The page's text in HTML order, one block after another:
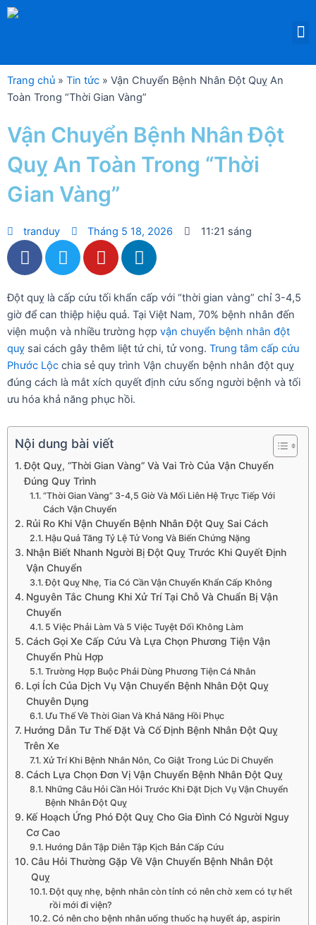
Nhảy
Trang chủ » Tin tức » Vận Chuyển Bệnh Nhân Đột Quỵ An
Toàn Trong “Thời Gian Vàng”
Vận Chuyển Bệnh Nhân Đột
Quỵ An Toàn Trong “Thời
Gian Vàng”
tranduy Tháng 5 18, 2026 11:21 sáng
F
a
e
b
o
o
k
T
w
t
t
e
r
Y
o
t
u
b
e
L
i
k
e
d
i
n
Đột quỵ là cấp cứu tối khẩn cấp với “thời gian vàng” chỉ 3-4,5
giờ để can thiệp hiệu quả. Tại Việt Nam, 70% bệnh nhân đến
viện muộn và nhiều trường hợp vận chuyển bệnh nhân đột
quỵ sai cách gây thêm liệt tứ chi, tử vong. Trung tâm cấp cứu
Phước Lộc chia sẻ quy trình Vận chuyển bệnh nhân đột quỵ
đúng cách là mắt xích quyết định cứu sống người bệnh và tối
ưu hóa khả năng phục hồi.
Nội dung bài viết
Đột Quỵ, “Thời Gian Vàng” Và Vai Trò Của Vận Chuyển
Đúng Quy Trình
“Thời Gian Vàng” 3-4,5 Giờ Và Mối Liên Hệ Trực Tiếp Với
Cách Vận Chuyển
Rủi Ro Khi Vận Chuyển Bệnh Nhân Đột Quỵ Sai Cách
Hậu Quả Tăng Tỷ Lệ Tử Vong Và Biến Chứng Nặng
Nhận Biết Nhanh Người Bị Đột Quỵ Trước Khi Quyết Định
Vận Chuyển
Đột Quỵ Nhẹ, Tia Có Cần Vận Chuyển Khẩn Cấp Không
Nguyên Tắc Chung Khi Xử Trí Tại Chỗ Và Chuẩn Bị Vận
Chuyển
5 Việc Phải Làm Và 5 Việc Tuyệt Đối Không Làm
Cách Gọi Xe Cấp Cứu Và Lựa Chọn Phương Tiện Vận
Chuyển Phù Hợp
Trường Hợp Buộc Phải Dùng Phương Tiện Cá Nhân
Lợi Ích Của Dịch Vụ Vận Chuyển Bệnh Nhân Đột Quỵ
Chuyên Dụng
Ưu Thế Về Thời Gian Và Khả Năng Hồi Phục
Hướng Dẫn Tư Thế Đặt Và Cố Định Bệnh Nhân Đột Quỵ
Trên Xe
Xử Trí Khi Bệnh Nhân Nôn, Co Giật Trong Lúc Di Chuyển
Cách Lựa Chọn Đơn Vị Vận Chuyển Bệnh Nhân Đột Quỵ
Những Câu Hỏi Cần Hỏi Trước Khi Đặt Dịch Vụ Vận Chuyển
Bệnh Nhân Đột Quỵ
Kế Hoạch Ứng Phó Đột Quỵ Cho Gia Đình Có Người Nguy
Cơ Cao
Hướng Dẫn Tập Diễn Tập Kịch Bản Cấp Cứu
Câu Hỏi Thường Gặp Về Vận Chuyển Bệnh Nhân Đột
Quỵ
Đột quỵ nhẹ, bệnh nhân còn tỉnh có nên chờ xem có tự hết
rồi mới đi viện?
Có nên cho bệnh nhân uống thuốc hạ huyết áp, aspirin